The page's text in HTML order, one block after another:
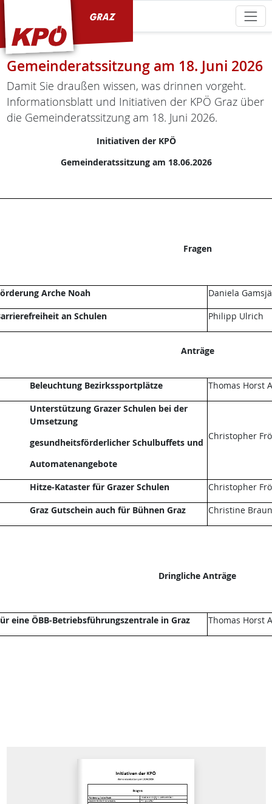
Gemeinderatssitzung am 18. Juni 2026
Damit Sie draußen wissen, was drinnen vorgeht.
Informationsblatt und Initiativen der KPÖ Graz über
die Gemeinderatssitzung am 18. Juni 2026.
Initiativen der KPÖ
Gemeinderatssitzung am 18.06.2026
Fragen
Arche Noah
Daniela
an Schulen
Philipp Ulrich
Anträge
Beleuchtung Bezirkssportplätze
Thomas Horst
Unterstützung Grazer Schulen bei der
Umsetzung
gesundheitsförderlicher Schulbuffets und
Automatenangebote
Christopher
Hitze-Kataster für Grazer Schulen
Christopher
Graz Gutschein auch für Bühnen Graz
Christine
Dringliche Anträge
eine ÖBB-Betriebsführungszentrale in Graz Thomas Horst